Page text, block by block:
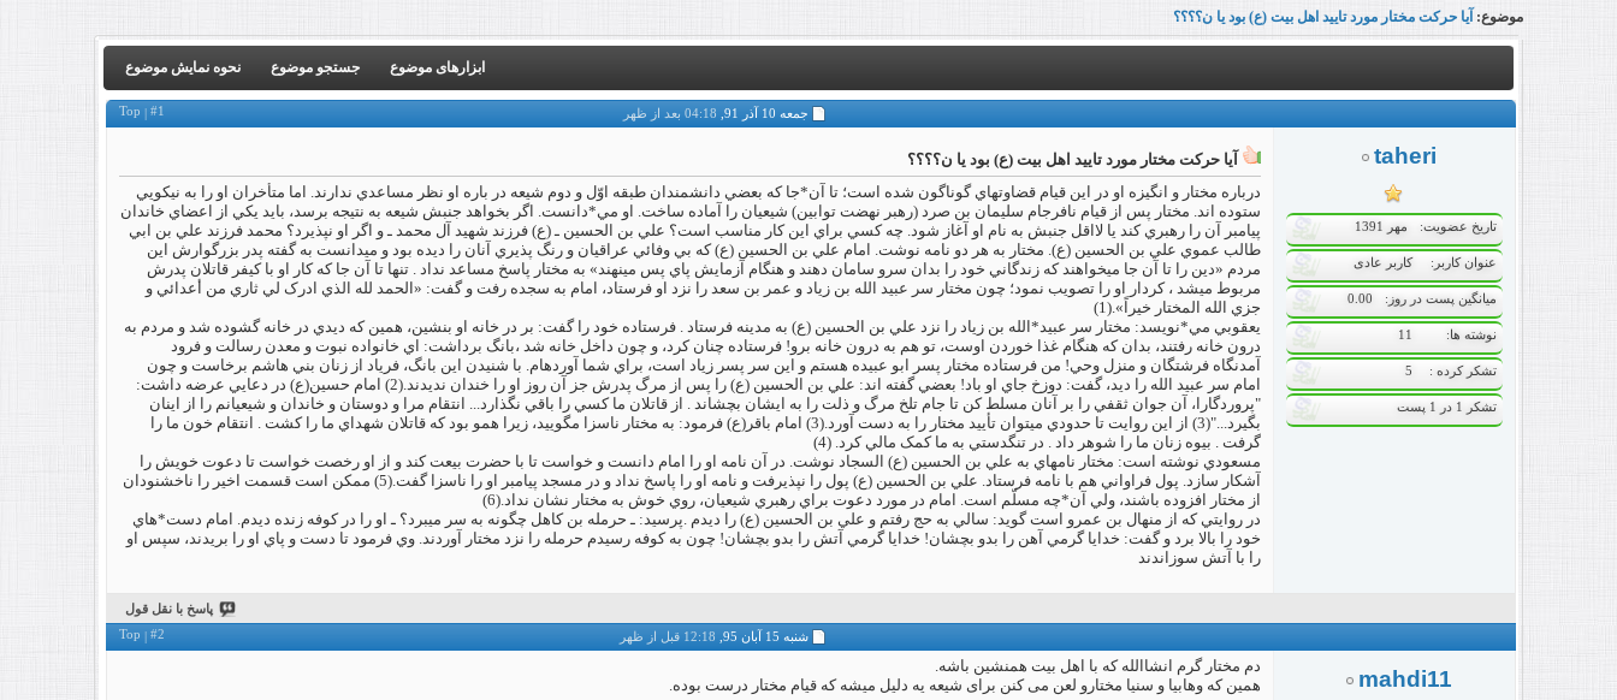
موضوع: آیا حرکت مختار مورد تایید اهل بیت (ع) بود یا ن؟؟؟؟
ابزارهای موضوع جستجو موضوع نحوه نمایش موضوع
جمعه 10 آذر 91, 04:18 بعد از ظهر Top |#1
taheri
تاریخ عضویت مهر 1391
عنوان کاربر کاربر عادی
میانگین پست در روز 0.00
نوشته ها 11
تشکر کرده 5
تشکر 1 در 1 پست
آیا حرکت مختار مورد تایید اهل بیت (ع) بود یا ن؟؟؟؟
درباره مختار و انگيزه او در اين قيام قضاوت‏هاي گوناگون شده است؛ تا آن*جا که بعضي دانشمندان طبقه اوّل و دوم شيعه در باره او نظر مساعدي ندارند. اما متأخران او را به نيکويي
ستوده‏ اند. مختار پس از قيام نافرجام سليمان بن صرد (رهبر نهضت توابين) شيعيان را آماده ساخت. او مي*دانست. اگر بخواهد جنبش شيعه به نتيجه برسد، بايد يکي از اعضاي خاندان
پيامبر آن را رهبري کند يا لااقل جنبش به نام او آغاز شود. چه کسي براي اين کار مناسب است؟ علي بن الحسين ـ (ع) فرزند شهيد آل محمد ـ و اگر او نپذيرد؟ محمد فرزند علي بن ابي
طالب عموي علي بن الحسين (ع). مختار به هر دو نامه نوشت. امام علي بن الحسين (ع) که بي وفائي عراقيان و رنگ پذيري آنان را ديده بود و مي‏دانست به گفته پدر بزرگوارش اين
مردم «دين را تا آن جا مي‏خواهند که زندگاني خود را بدان سرو سامان دهند و هنگام آزمايش پاي پس مي‏نهند» به مختار پاسخ مساعد نداد . تنها تا آن جا که کار او با کيفر قاتلان پدرش
مربوط مي‏شد ، کردار او را تصويب نمود؛ چون مختار سر عبيد الله بن زياد و عمر بن سعد را نزد او فرستاد، امام به سجده رفت و گفت: «الحمد لله الذي ادرک لي ثاري من أعدائي و
جزي الله المختار خيراً».(1)
يعقوبي مي*نويسد: مختار سر عبيد*الله بن زياد را نزد علي بن الحسين (ع) به مدينه فرستاد . فرستاده خود را گفت: بر در خانه او بنشين، همين که ديدي در خانه گشوده شد و مردم به
درون خانه رفتند، بدان که هنگام غذا خوردن اوست، تو هم به درون خانه برو! فرستاده چنان کرد، و چون داخل خانه شد ،بانگ برداشت: اي خانواده نبوت و معدن رسالت و فرود
آمدنگاه فرشتگان و منزل وحي! من فرستاده مختار پسر ابو عبيده هستم و اين سر پسر زياد است، براي شما آورده‏ام. با شنيدن اين بانگ، فرياد از زنان بني هاشم برخاست و چون
امام سر عبيد الله را ديد، گفت: دوزخ جاي او باد! بعضي گفته‏ اند: علي بن الحسين (ع) را پس از مرگ پدرش جز آن روز او را خندان نديدند.(2) امام حسين(ع) در دعايي عرضه داشت:
"پروردگارا، آن جوان ثقفي را بر آنان مسلط کن تا جام تلخ مرگ و ذلت را به ايشان بچشاند . از قاتلان ما کسي را باقي نگذارد... انتقام مرا و دوستان و خاندان و شيعيانم را از اينان
بگيرد..."(3) از اين روايت تا حدودي مي‏توان تأييد مختار را به دست آورد.(3) امام باقر(ع) فرمود: به مختار ناسزا مگوييد، زيرا همو بود که قاتلان شهداي ما را کشت . انتقام خون ما را
گرفت . بيوه زنان ما را شوهر داد . در تنگدستي به ما کمک مالي کرد. (4)
مسعودي نوشته است: مختار نامه‏اي به علي بن الحسين (ع) السجاد نوشت. در آن نامه او را امام دانست و خواست تا با حضرت بيعت کند و از او رخصت خواست تا دعوت خويش را
آشکار سازد. پول فراواني هم با نامه فرستاد. علي بن الحسين (ع) پول را نپذيرفت و نامه او را پاسخ نداد و در مسجد پيامبر او را ناسزا گفت.(5) ممکن است قسمت اخير را ناخشنودان
از مختار افزوده باشند، ولي آن*چه مسلّم است. امام در مورد دعوت براي رهبري شيعيان، روي خوش به مختار نشان نداد.(6)
در روايتي که از منهال بن عمرو است گويد: سالي به حج رفتم و علي بن الحسين (ع) را ديدم .پرسيد: ـ حرمله بن کاهل چگونه به سر مي‏برد؟ ـ او را در کوفه زنده ديدم. امام دست*هاي
خود را بالا برد و گفت: خدايا گرمي آهن را بدو بچشان! خدايا گرمي آتش را بدو بچشان! چون به کوفه ‏رسيدم حرمله را نزد مختار آوردند. وي فرمود تا دست و پاي او را بريدند، سپس او
را با آتش سوزاندند
پاسخ با نقل قول
شنبه 15 آبان 95,
12:18 قبل از ظهر Top |#2
mahdi11
دم مختار گرم انشاالله که با اهل بیت همنشین باشه.
همین که وهابیا و سنیا مختارو لعن می کنن برای شیعه یه دلیل میشه که قیام مختار درست بوده.